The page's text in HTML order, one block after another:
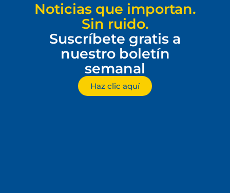
Noticias que importan.
Sin ruido.
Suscríbete gratis a
nuestro boletín
semanal
Haz clic aquí